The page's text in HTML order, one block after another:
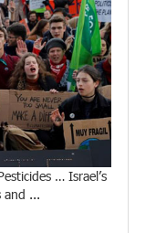
… Israel’s
and ...